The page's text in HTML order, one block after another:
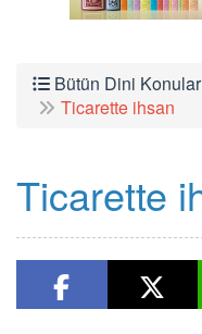
Bütün Dini Konular
Ticarette ihsan
Ticarette